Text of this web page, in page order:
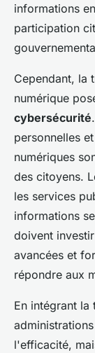
informations
participation
Cependant, la
numérique
cybersécurité
personnelles
numériques
des citoyens.
les services
informations
doivent
avancées et
répondre aux
En intégrant
l'efficacité,